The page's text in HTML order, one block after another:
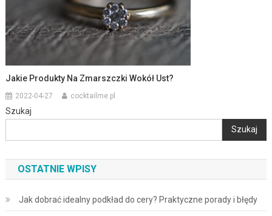
Jakie Produkty Na Zmarszczki Wokół Ust?
2022-04-27 cocktailme.pl
Szukaj
Szukaj
OSTATNIE WPISY
Jak dobrać idealny podkład do cery? Praktyczne porady i błędy